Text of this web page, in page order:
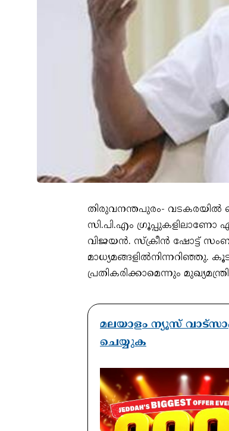
തിരുവനന്തപുരം- വടകരയിൽ
സി.പി.എം ഗ്രൂപ്പുകളിലാണോ
വിജയൻ. സ്‌ക്രീന്‍ ഷോട്ട്
മാധ്യമങ്ങളില്‍നിന്നറിഞ്ഞു.
പ്രതികരിക്കാമെന്നും
മലയാളം ന്യൂസ്
ചെയ്യുക